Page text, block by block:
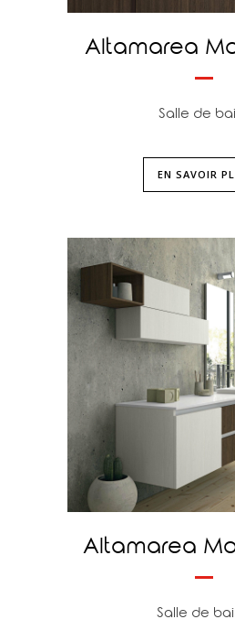
Altamarea
Salle de
EN SAVOIR
Altamarea
Salle de